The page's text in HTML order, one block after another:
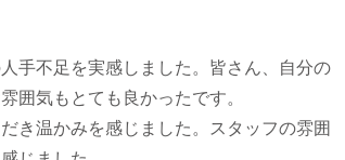
手不足を実感しました。皆さん、自分の
囲気もとても良かったです。
き温かみを感じました。スタッフの雰囲